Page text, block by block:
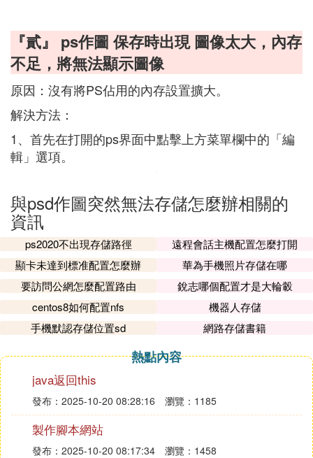
『貳』 ps作圖 保存時出現 圖像太大，內存
不足，將無法顯示圖像
原因：沒有將PS佔用的內存設置擴大。
解決方法：
1、首先在打開的ps界面中點擊上方菜單欄中的「編
輯」選項。
與psd作圖突然無法存儲怎麼辦相關的
資訊
ps2020不出現存儲路徑
遠程會話主機配置怎麼打開
顯卡未達到標准配置怎麼辦
華為手機照片存儲在哪
要訪問公網怎麼配置路由
銳志哪個配置才是大輪轂
centos8如何配置nfs
機器人存儲
手機默認存儲位置sd
網路存儲書籍
熱點內容
java返回this
發布：2025-10-20 08:28:16 瀏覽：1185
製作腳本網站
發布：2025-10-20 08:17:34 瀏覽：1458